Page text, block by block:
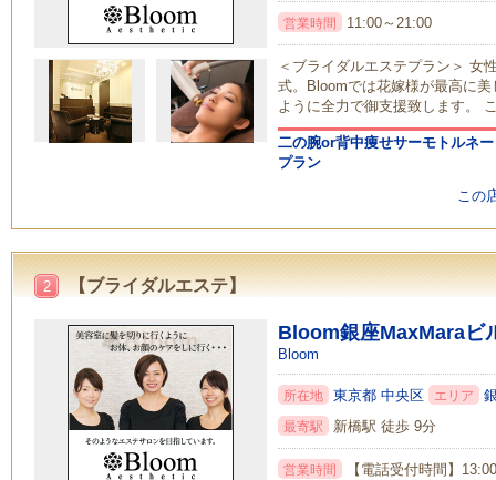
営業時間 11:00～21:00
＜ブライダルエステプラン＞ 女
式。Bloomでは花嫁様が最高に
ように全力で御支援致します。
二の腕or背中痩せサーモトルネ
プラン
この
2 【ブライダルエステ】
Bloom銀座MaxMaraビ
Bloom
所在地 東京都 中央区 エリア
最寄駅 新橋駅 徒歩 9分
営業時間
【電話受付時間】